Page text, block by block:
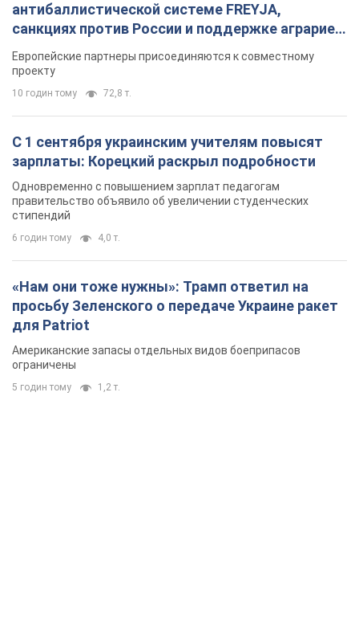
антибаллистической системе FREYJA,
санкциях против России и поддержке аграриев.
Видео
Европейские партнеры присоединяются к совместному
проекту
10 годин тому 72,8 т.
С 1 сентября украинским учителям повысят
зарплаты: Корецкий раскрыл подробности
Одновременно с повышением зарплат педагогам
правительство объявило об увеличении студенческих
стипендий
6 годин тому 4,0 т.
«Нам они тоже нужны»: Трамп ответил на
просьбу Зеленского о передаче Украине ракет
для Patriot
Американские запасы отдельных видов боеприпасов
ограничены
5 годин тому 1,2 т.